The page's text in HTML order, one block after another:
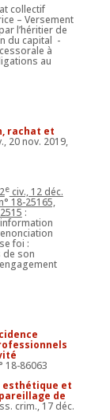
collectif
– Versement
l’héritier de
du capital -
à
au
rachat et
20 nov. 2019,
eciv., 12 déc.
18-25165,
:
foi :
de son
18-86063
esthétique et
de
crim., 17 déc.